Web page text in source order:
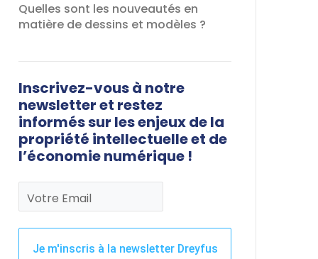
Quelles sont les nouveautés en
matière de dessins et modèles ?
Inscrivez-vous à notre
newsletter et restez
informés sur les enjeux de la
propriété intellectuelle et de
l’économie numérique !
Votre Email
Je m'inscris à la newsletter Dreyfus